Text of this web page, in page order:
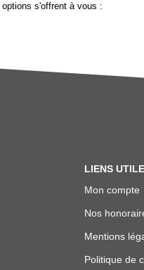
s'offrent à vous :
LIENS
Mon compte
Nos
Mentions
Politique de